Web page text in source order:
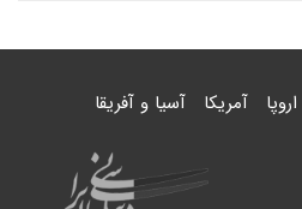
اروپا آمریکا آسیا و آفریقا